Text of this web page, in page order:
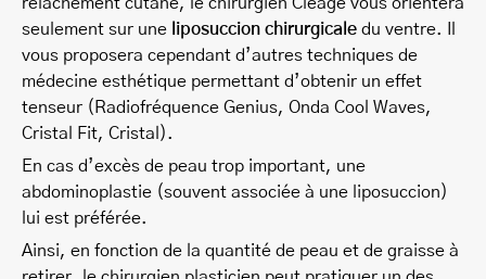
relâchement cutané, le chirurgien Cleage vous orientera
seulement sur une liposuccion chirurgicale du ventre. Il
vous proposera cependant d’autres techniques de
médecine esthétique permettant d’obtenir un effet
tenseur (Radiofréquence Genius, Onda Cool Waves,
Cristal Fit, Cristal).
En cas d’excès de peau trop important, une
abdominoplastie (souvent associée à une liposuccion)
lui est préférée.
Ainsi, en fonction de la quantité de peau et de graisse à